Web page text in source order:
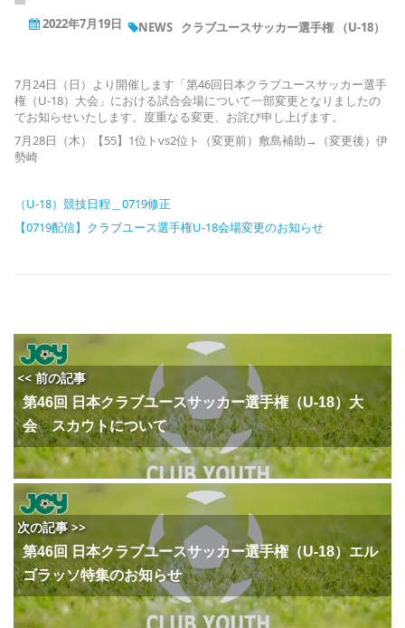
2022年7月19日 NEWS クラブユースサッカー選手権 （U-18）
7月24日（日）より開催します「第46回日本クラブユースサッカー選手
権（U-18）大会」における試合会場について一部変更となりましたの
でお知らせいたします。度重なる変更、お詫び申し上げます。
7月28日（木）【55】1位トvs2位ト（変更前）敷島補助→（変更後）伊
勢崎
（U-18）競技日程＿0719修正
【0719配信】クラブユース選手権U-18会場変更のお知らせ
<< 前の記事
第46回 日本クラブユースサッカー選手権（U-18）大
会 スカウトについて
次の記事 >>
第46回 日本クラブユースサッカー選手権（U-18）エル
ゴラッソ特集のお知らせ